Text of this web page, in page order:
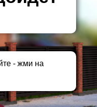
- жми на